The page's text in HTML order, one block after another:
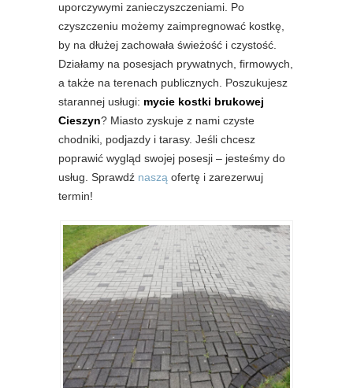
uporczywymi zanieczyszczeniami. Po
czyszczeniu możemy zaimpregnować kostkę,
by na dłużej zachowała świeżość i czystość.
Działamy na posesjach prywatnych, firmowych,
a także na terenach publicznych. Poszukujesz
starannej usługi: mycie kostki brukowej
Cieszyn? Miasto zyskuje z nami czyste
chodniki, podjazdy i tarasy. Jeśli chcesz
poprawić wygląd swojej posesji – jesteśmy do
usług. Sprawdź naszą ofertę i zarezerwuj
termin!